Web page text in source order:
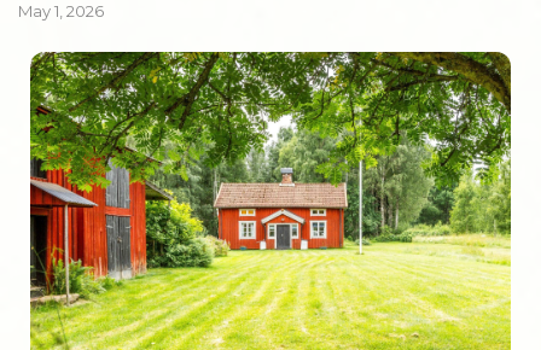
May 1, 2026